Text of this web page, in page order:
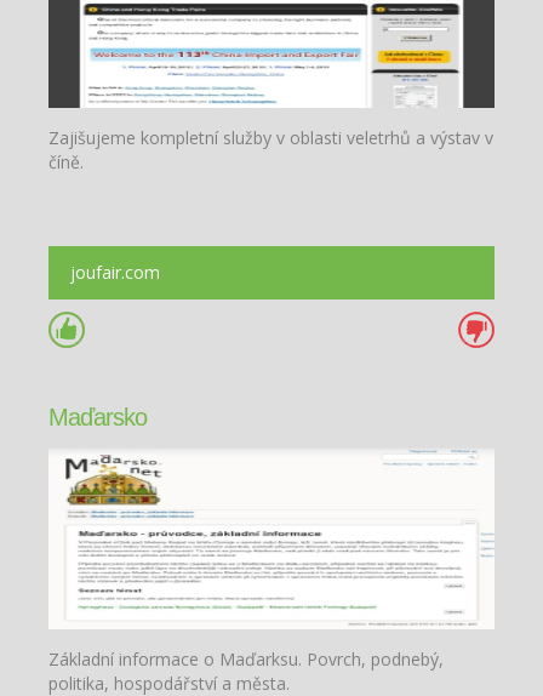
Zajišujeme kompletní služby v oblasti veletrhů a výstav v
číně.
joufair.com
Maďarsko
Základní informace o Maďarksu. Povrch, podnebý,
politika, hospodářství a města.